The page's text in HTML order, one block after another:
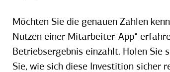
Möchten Sie die genauen Zahlen
Nutzen einer Mitarbeiter-App“
Betriebsergebnis einzahlt. Holen Sie
Sie, wie sich diese Investition sicher